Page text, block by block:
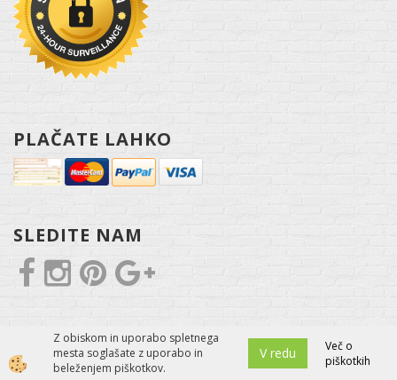
PLAČATE LAHKO
SLEDITE NAM
Izdelava spletne trgovine
Z obiskom in uporabo spletnega
mesta soglašate z uporabo in
beleženjem piškotkov.
V redu
Več o
piškotkih